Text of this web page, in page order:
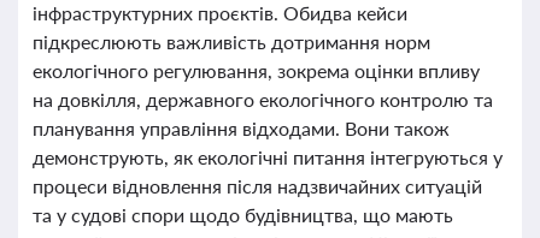
інфраструктурних проєктів. Обидва кейси
підкреслюють важливість дотримання норм
екологічного регулювання, зокрема оцінки впливу
на довкілля, державного екологічного контролю та
планування управління відходами. Вони також
демонструють, як екологічні питання інтегруються у
процеси відновлення після надзвичайних ситуацій
та у судові спори щодо будівництва, що мають